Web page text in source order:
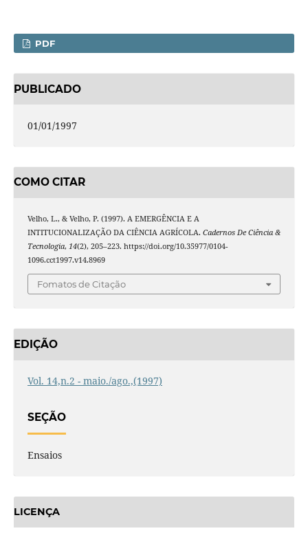
PDF
PUBLICADO
01/01/1997
COMO CITAR
Velho, L., & Velho, P. (1997). A EMERGÊNCIA E A
INTITUCIONALIZAÇÃO DA CIÊNCIA AGRÍCOLA. Cadernos De Ciência &
Tecnologia, 14(2), 205–223. https://doi.org/10.35977/0104-
1096.cct1997.v14.8969
Fomatos de Citação
EDIÇÃO
Vol. 14,n.2 - maio./ago.,(1997)
SEÇÃO
Ensaios
LICENÇA